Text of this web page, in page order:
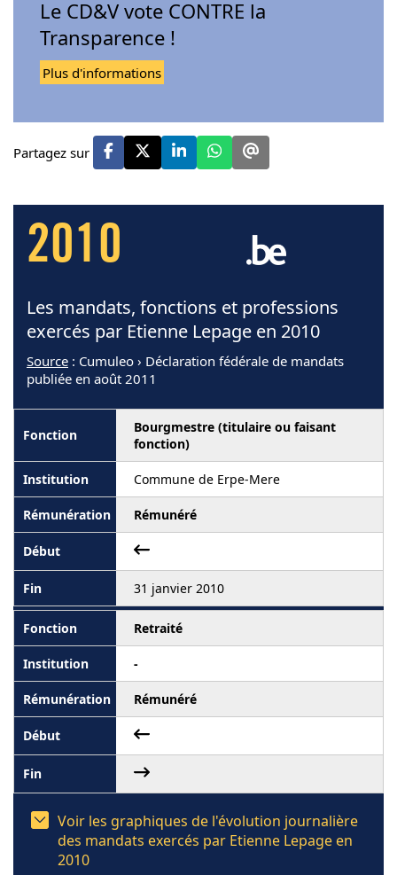
Le CD&V vote CONTRE la
Transparence !
Plus d'informations
Partagez sur
2010
Les mandats, fonctions et professions
exercés par Etienne Lepage en 2010
Source : Cumuleo › Déclaration fédérale de mandats
publiée en août 2011
Bourgmestre (titulaire ou faisant
fonction)
Commune de Erpe-Mere
Rémunéré
31 janvier 2010
Retraité
-
Rémunéré
Voir les graphiques de l'évolution journalière
des mandats exercés par Etienne Lepage en
2010